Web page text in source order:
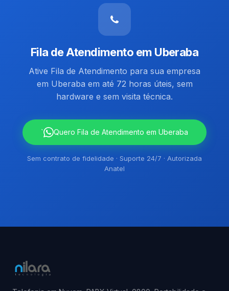
Fila de Atendimento em Uberaba
Ative Fila de Atendimento para sua empresa
em Uberaba em até 72 horas úteis, sem
hardware e sem visita técnica.
` Quero Fila de Atendimento em Uberaba
Sem contrato de fidelidade · Suporte 24/7 · Autorizada
Anatel